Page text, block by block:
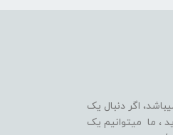
اگر دنبال یک
آمده اید ، ما میتوانیم یک